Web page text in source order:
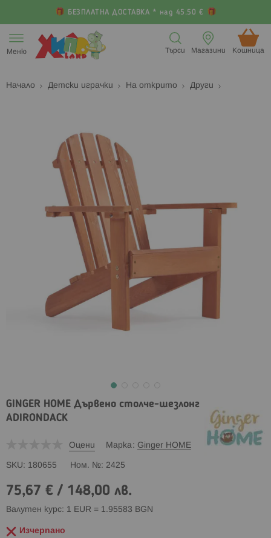
БЕЗПЛАТНА ДОСТАВКА * над 45.50 €
към
съдържанието
Меню Кошница (
Магазини
Търси
Начало Детски играчки На открито Други
изображенията
GINGER HOME Дървено столче-шезлонг
ADIRONDACK
Оцени Марка Ginger HOME
SKU 180655 Ном. № 2425
75,67 € / 148,00 лв.
Валутен курс: 1 EUR = 1.95583 BGN
Изчерпано